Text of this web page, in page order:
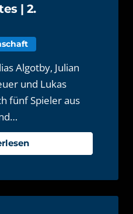
| 2.
Algotby, Julian
und Lukas
fünf Spieler aus